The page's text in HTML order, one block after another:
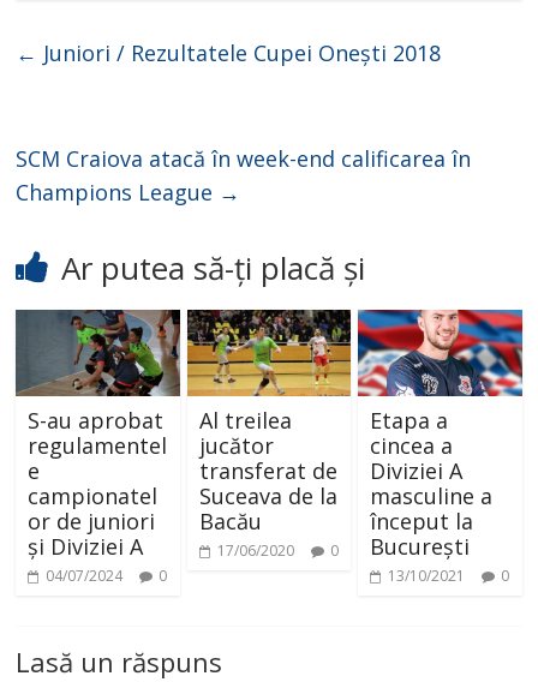
← Juniori / Rezultatele Cupei Onești 2018
SCM Craiova atacă în week-end calificarea în
Champions League →
Ar putea să-ți placă și
S-au aprobat
regulamentel
e
campionatel
or de juniori
și Diviziei A
04/07/2024 0
Al treilea
jucător
transferat de
Suceava de la
Bacău
17/06/2020 0
Etapa a
cincea a
Diviziei A
masculine a
început la
București
13/10/2021 0
Lasă un răspuns